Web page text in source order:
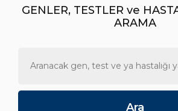
GENLER, TESTLER ve
ARAMA